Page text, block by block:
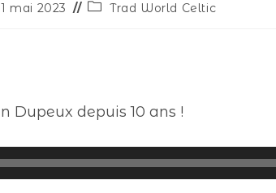
mai 2023 Trad World Celtic
Dupeux depuis 10 ans !